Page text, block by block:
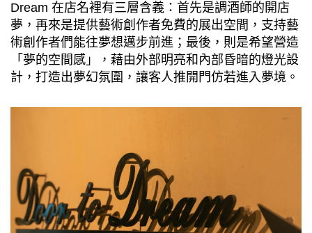
Dream 在店名裡有三層含義：首先是調酒師的開店
夢，再來是提供藝術創作者免費的展出空間，支持藝
術創作者們能往夢想邁步前進；最後，則是希望營造
「夢的空間感」，藉由外部明亮和內部昏暗的燈光設
計，打造出夢幻氛圍，讓客人推開門仿若進入夢境。